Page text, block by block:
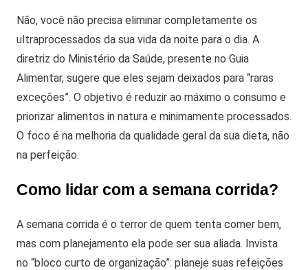
Não, você não precisa eliminar completamente os
ultraprocessados da sua vida da noite para o dia. A
diretriz do Ministério da Saúde, presente no Guia
Alimentar, sugere que eles sejam deixados para “raras
exceções”. O objetivo é reduzir ao máximo o consumo e
priorizar alimentos in natura e minimamente processados.
O foco é na melhoria da qualidade geral da sua dieta, não
na perfeição.
Como lidar com a semana corrida?
A semana corrida é o terror de quem tenta comer bem,
mas com planejamento ela pode ser sua aliada. Invista
no “bloco curto de organização”: planeje suas refeições